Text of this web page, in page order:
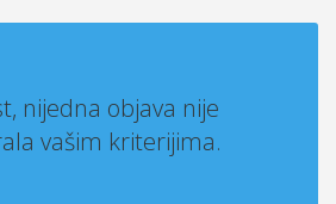
nijedna objava nije
vašim kriterijima.